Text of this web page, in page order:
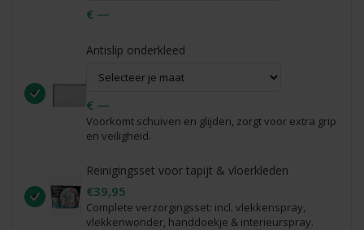
€ —
Antislip onderkleed
€ —
Voorkomt schuiven en glijden, zorgt voor extra grip
en veiligheid.
Reinigingsset voor tapijt & vloerkleden
€39,95
Complete verzorgingsset: incl. vlekkenspray,
vlekkenwonder, handdoekje & interieurspray.